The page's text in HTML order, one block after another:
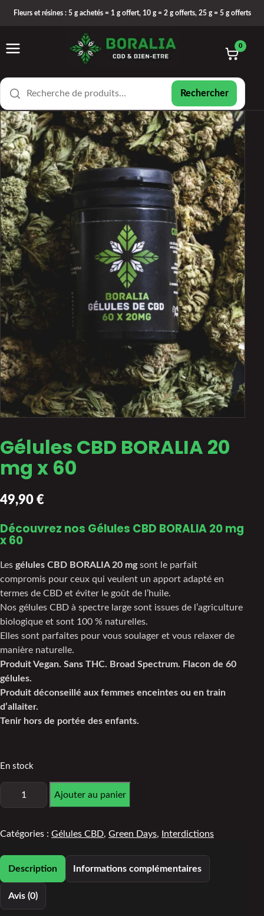
Fleurs et résines : 5 g achetés = 1 g offert, 10 g = 2 g offerts, 25 g = 5 g offerts
Rechercher
0
Gélules CBD BORALIA 20
mg x 60
49,90 €
Découvrez nos Gélules CBD BORALIA 20 mg
x 60
Les gélules CBD BORALIA 20 mgsont le parfait
compromis pour ceux qui veulent un apport adapté en
termes de CBD et éviter le goût de l’huile.
Nos gélules CBD à spectre large sont issues de l’agriculture
biologique et sont 100 % naturelles.
Elles sont parfaites pour vous soulager et vous relaxer de
manière naturelle.
Produit Vegan. Sans THC. Broad Spectrum. Flacon de 60
gélules.
Produit déconseillé aux femmes enceintes ou en train
d’allaiter.
Tenir hors de portée des enfants.
En stock
Ajouter au panier
Catégories : Gélules CBD, Green Days, Interdictions
Description Informations complémentaires
Avis (0)